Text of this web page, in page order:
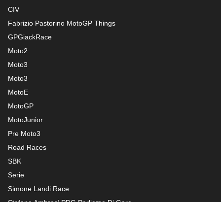
CIV
Fabrizio Pastorino MotoGP Things
GPGiackRace
Moto2
Moto3
Moto3
MotoE
MotoGP
MotoJunior
Pre Moto3
Road Races
SBK
Serie
Simone Landi Race